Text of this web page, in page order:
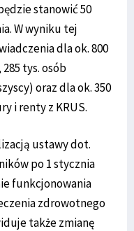
stanowić 50
W wyniku tej
dla ok. 800
tys. osób
oraz dla ok. 350
i renty z KRUS.
ustawy dot.
po 1 stycznia
funkcjonowania
zdrowotnego
także zmianę